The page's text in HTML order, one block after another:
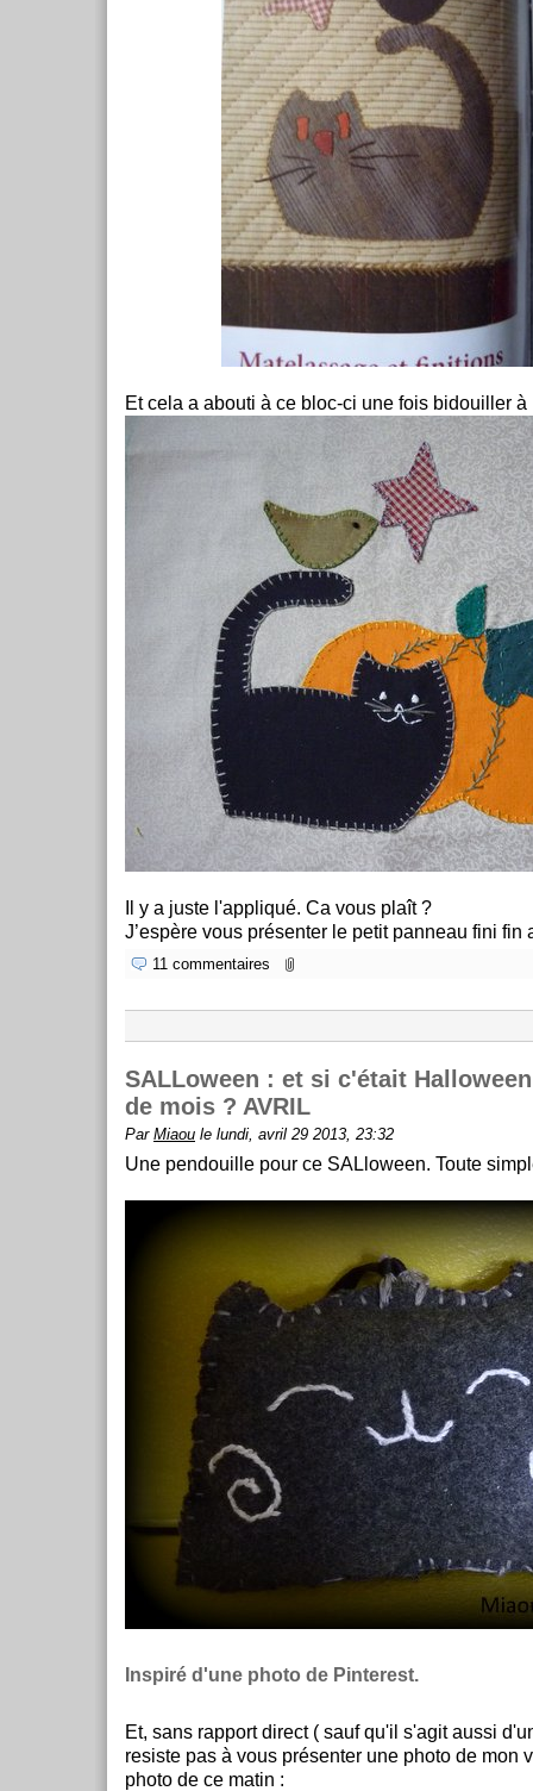
Et cela a abouti à ce bloc-ci une fois bidouiller à
Il y a juste l'appliqué. Ca vous plaît ?
J’espère vous présenter le petit panneau fini fin
11 commentaires
SALLoween : et si c'était
de mois ? AVRIL
Par Miaou le lundi, avril 29 2013, 23:32
Une pendouille pour ce SALloween. Toute
Inspiré d'une photo de Pinterest.
Et, sans rapport direct ( sauf qu'il s'agit aussi
resiste pas à vous présenter une photo de mon
photo de ce matin :